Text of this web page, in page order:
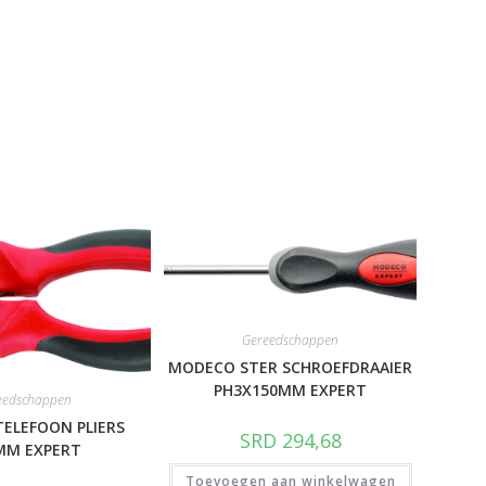
PLIERS
EXPERT
Gereedschappen
MODECO STER SCHROEFDRAAIER
PH3X150MM EXPERT
SRD 294,68
Toevoegen aan winkelwagen